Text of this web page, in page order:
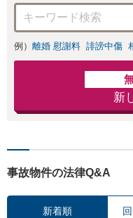
例） 離婚 慰謝料 誹謗中傷
新
事故物件の法律Q&A
新着順